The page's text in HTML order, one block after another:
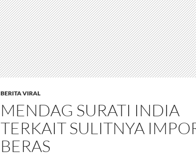
BERITA VIRAL
MENDAG SURATI INDIA
TERKAIT SULITNYA
BERAS